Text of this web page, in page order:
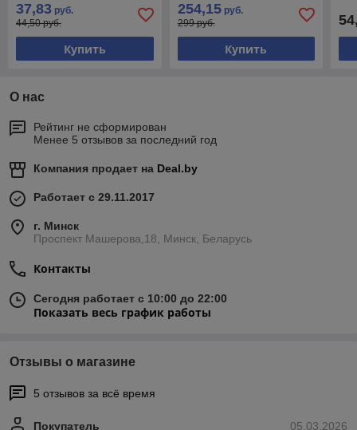
37,83 руб.
44,50 руб.
Купить
254,15руб.
299 руб.
Купить
О нас
Рейтинг не сформирован
Менее 5 отзывов за последний год
Компания продает на Deal.by
Работает с 29.11.2017
г. Минск
Проспект Машерова,18, Минск, Беларусь
Контакты
Сегодня работает с 10:00 до 22:00
Показать весь график работы
Отзывы о магазине
5 отзывов за всё время
05.03.2026
Покупатель